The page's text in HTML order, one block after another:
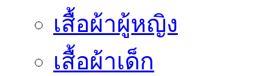
เสื้อผ้าผู้หญิง
เสื้อผ้าเด็ก